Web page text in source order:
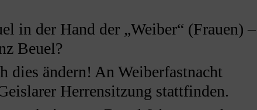
in der Hand der „Weiber“ (Frauen) –
Beuel?
dies ändern! An Weiberfastnacht
Herrensitzung stattfinden.